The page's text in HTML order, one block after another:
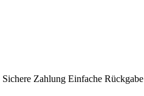
Sichere Zahlung Einfache Rückgabe